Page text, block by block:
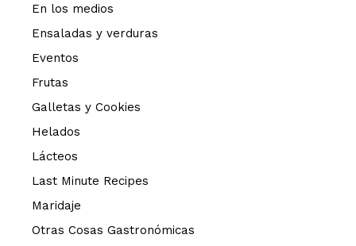
En los medios
Ensaladas y verduras
Eventos
Frutas
Galletas y Cookies
Helados
Lácteos
Last Minute Recipes
Maridaje
Otras Cosas Gastronómicas